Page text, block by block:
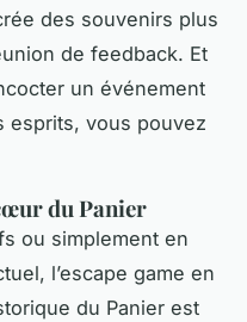
des souvenirs plus
de feedback. Et
un événement
esprits, vous pouvez
du Panier
ou simplement en
l’escape game en
du Panier est